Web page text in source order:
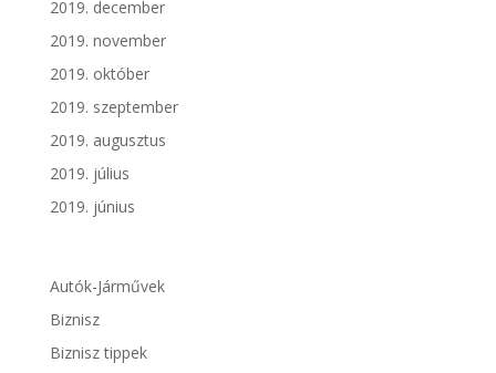
2019. december
2019. november
2019. október
2019. szeptember
2019. augusztus
2019. július
2019. június
Autók-Járművek
Biznisz
Biznisz tippek